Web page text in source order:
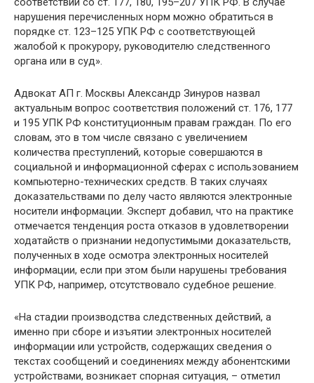
нарушения перечисленных норм можно обратиться в
порядке ст. 123–125 УПК РФ с соответствующей
жалобой к прокурору, руководителю следственного
органа или в суд».
Адвокат АП г. Москвы Александр Зинуров назвал
актуальным вопрос соответствия положений ст. 176, 177
и 195 УПК РФ конституционным правам граждан. По его
словам, это в том числе связано с увеличением
количества преступлений, которые совершаются в
социальной и информационной сферах с использованием
компьютерно-технических средств. В таких случаях
доказательствами по делу часто являются электронные
носители информации. Эксперт добавил, что на практике
отмечается тенденция роста отказов в удовлетворении
ходатайств о признании недопустимыми доказательств,
полученных в ходе осмотра электронных носителей
информации, если при этом были нарушены требования
УПК РФ, например, отсутствовало судебное решение.
«На стадии производства следственных действий, а
именно при сборе и изъятии электронных носителей
информации или устройств, содержащих сведения о
текстах сообщений и соединениях между абонентскими
устройствами, возникает спорная ситуация, – отметил